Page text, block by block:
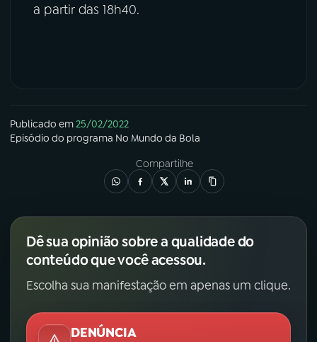
a partir das 18h40.
Publicado em25/02/2022
Episódio do programa No Mundo da Bola
Compartilhe
Dê sua opinião sobre a qualidade do
conteúdo que você acessou.
Escolha sua manifestação em apenas um clique.
DENÚNCIA